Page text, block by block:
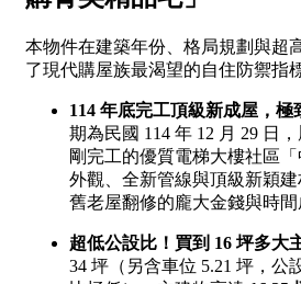
3樓
5~10樓
21樓以上
~